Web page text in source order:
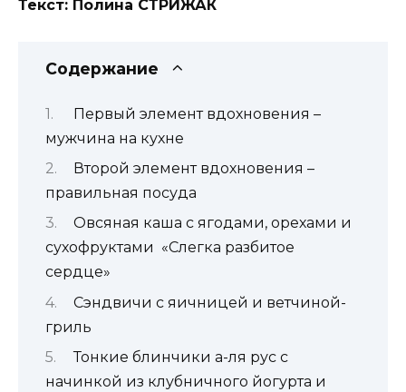
Текст: Полина СТРИЖАК
Содержание
Первый элемент вдохновения –
мужчина на кухне
Второй элемент вдохновения –
правильная посуда
Овсяная каша с ягодами, орехами и
сухофруктами «Слегка разбитое
сердце»
Сэндвичи с яичницей и ветчиной-
гриль
Тонкие блинчики а-ля рус с
начинкой из клубничного йогурта и